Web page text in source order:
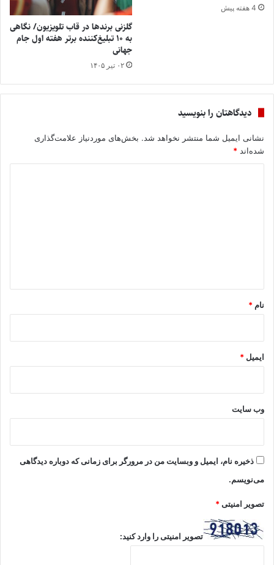
4 هفته پیش
گلزنی برندها در قاب تلویزیون/ نگاهی
به ۱۰ تبلیغ‌کننده برتر هفته اول جام
جهانی
۰۲ تیر ۱۴۰۵
دیدگاهتان را بنویسید
نشانی ایمیل شما منتشر نخواهد شد. بخش‌های موردنیاز علامت‌گذاری
شده‌اند *
نام *
ایمیل *
وب‌ سایت
ذخیره نام، ایمیل و وبسایت من در مرورگر برای زمانی که دوباره دیدگاهی
می‌نویسم.
تصویر امنیتی*
تصویر امنیتی را وارد کنید: